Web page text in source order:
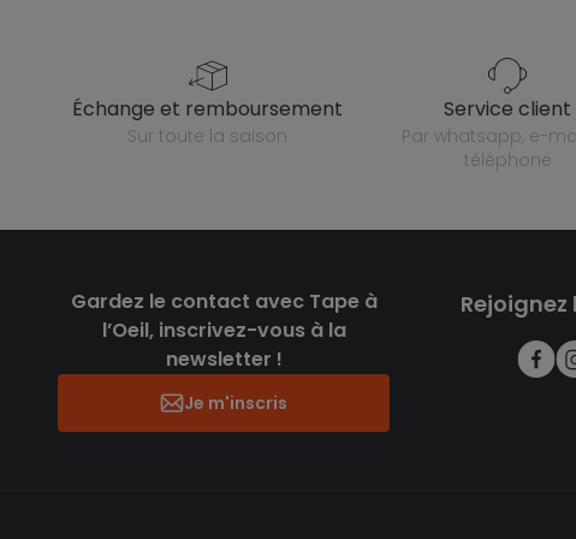
échange et remboursement
sur toute la saison
service client
par whatsapp, e-mail ou
téléphone
Gardez le contact avec Tape à
l’Oeil, inscrivez-vous à la
newsletter !
Je m'inscris